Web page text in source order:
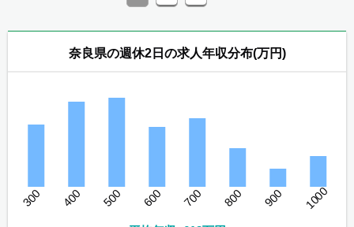
奈良県の週休2日の求人年収分布(万円)
300 400 500 600 700 800 900 1000